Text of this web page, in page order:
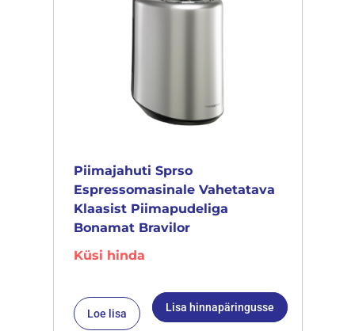
Piimajahuti Sprso
Espressomasinale Vahetatava
Klaasist Piimapudeliga
Bonamat Bravilor
Küsi hinda
Loe lisa Lisa hinnapäringusse